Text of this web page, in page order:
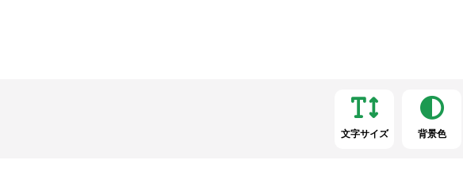
文字サイズ 背景色